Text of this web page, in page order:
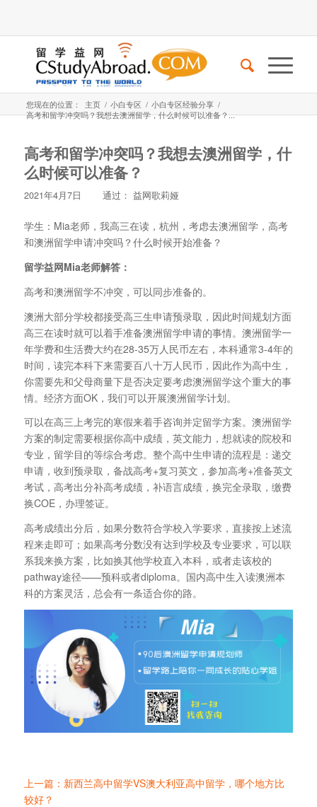
您现在的位置： 主页 / 小白专区 / 小白专区经验分享 /
高考和留学冲突吗？我想去澳洲留学，什么时候可以准备？...
高考和留学冲突吗？我想去澳洲留学，什
么时候可以准备？
2021年4月7日 通过： 益网歌莉娅
学生：Mia老师，我高三在读，杭州，考虑去澳洲留学，高考
和澳洲留学申请冲突吗？什么时候开始准备？
留学益网Mia老师解答：
高考和澳洲留学不冲突，可以同步准备的。
澳洲大部分学校都接受高三生申请预录取，因此时间规划方面
高三在读时就可以着手准备澳洲留学申请的事情。澳洲留学一
年学费和生活费大约在28-35万人民币左右，本科通常3-4年的
时间，读完本科下来需要百八十万人民币，因此作为高中生，
你需要先和父母商量下是否决定要考虑澳洲留学这个重大的事
情。经济方面OK，我们可以开展澳洲留学计划。
可以在高三上考完的寒假来着手咨询并定留学方案。澳洲留学
方案的制定需要根据你高中成绩，英文能力，想就读的院校和
专业，留学目的等综合考虑。整个高中生申请的流程是：递交
申请，收到预录取，备战高考+复习英文，参加高考+准备英文
考试，高考出分补高考成绩，补语言成绩，换完全录取，缴费
换COE，办理签证。
高考成绩出分后，如果分数符合学校入学要求，直接按上述流
程来走即可；如果高考分数没有达到学校及专业要求，可以联
系我来换方案，比如换其他学校直入本科，或者走该校的
pathway途径——预科或者diploma。国内高中生入读澳洲本
科的方案灵活，总会有一条适合你的路。
上一篇：新西兰高中留学VS澳大利亚高中留学，哪个地方比
较好？